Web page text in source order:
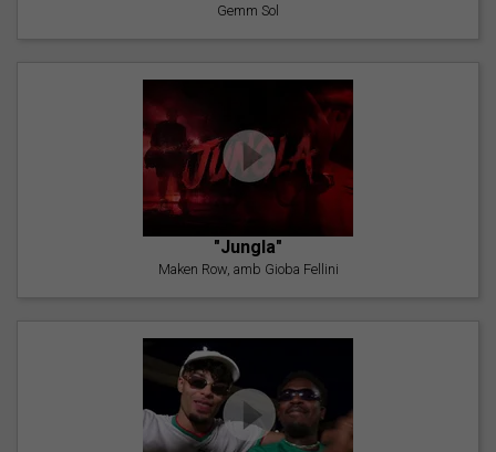
Gemm Sol
"Jungla"
Maken Row, amb Gioba Fellini